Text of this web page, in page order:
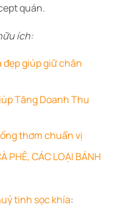
quán.
ích:
đẹp giúp giữ chân
Tăng Doanh Thu
thơm chuẩn vị
PHÊ, CÁC LOẠI BÁNH
tinh sọc khía: